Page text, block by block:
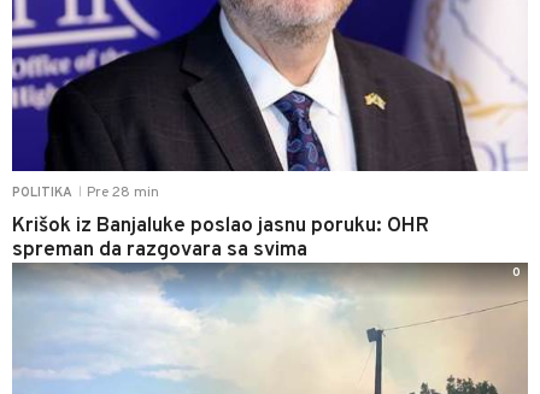
POLITIKA Pre 28 min
Krišok iz Banjaluke poslao jasnu poruku: OHR
spreman da razgovara sa svima
0